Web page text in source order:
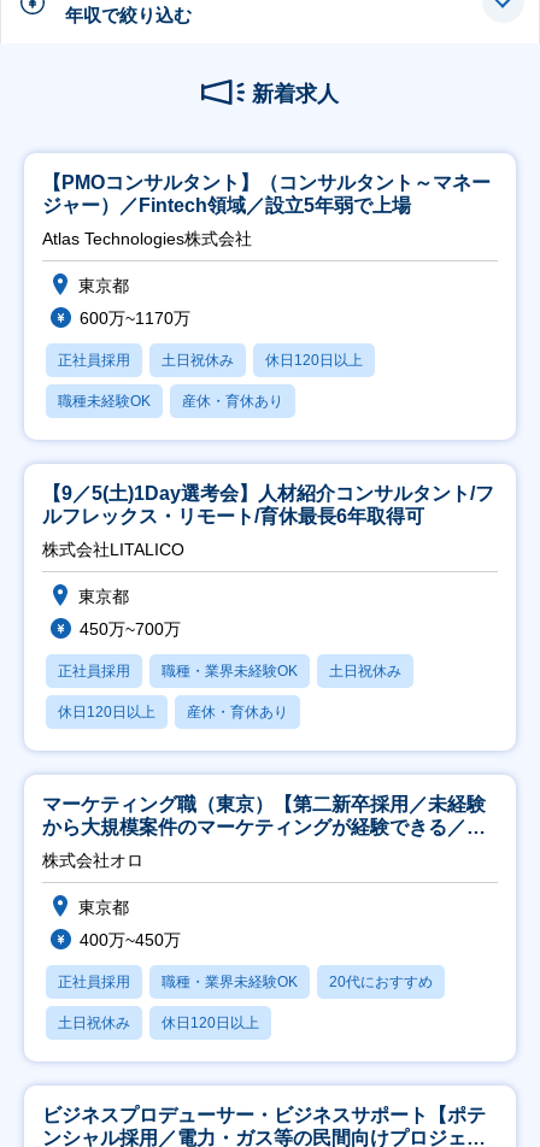
年収で絞り込む
新着求人
【PMOコンサルタント】（コンサルタント～マネー
ジャー）／Fintech領域／設立5年弱で上場
Atlas Technologies株式会社
東京都
600万~1170万
正社員採用 土日祝休み 休日120日以上
職種未経験OK 産休・育休あり
【9／5(土)1Day選考会】人材紹介コンサルタント/フ
ルフレックス・リモート/育休最長6年取得可
株式会社LITALICO
東京都
450万~700万
正社員採用 職種・業界未経験OK 土日祝休み
休日120日以上 産休・育休あり
マーケティング職（東京）【第二新卒採用／未経験
から大規模案件のマーケティングが経験できる／研
修充実】
株式会社オロ
東京都
400万~450万
正社員採用 職種・業界未経験OK 20代におすすめ
土日祝休み 休日120日以上
ビジネスプロデューサー・ビジネスサポート【ポテ
ンシャル採用／電力・ガス等の民間向けプロジェク